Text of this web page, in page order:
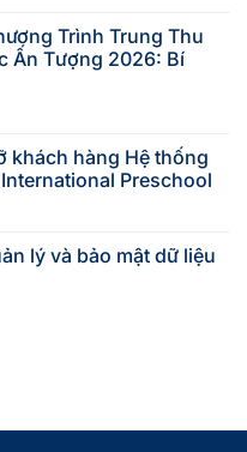
Trình Trung Thu
Ấn Tượng 2026: Bí
khách hàng Hệ thống
Preschool
lý và bảo mật dữ liệu